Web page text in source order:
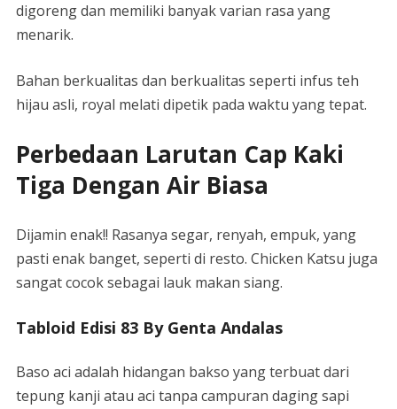
digoreng dan memiliki banyak varian rasa yang
menarik.
Bahan berkualitas dan berkualitas seperti infus teh
hijau asli, royal melati dipetik pada waktu yang tepat.
Perbedaan Larutan Cap Kaki
Tiga Dengan Air Biasa
Dijamin enak!! Rasanya segar, renyah, empuk, yang
pasti enak banget, seperti di resto. Chicken Katsu juga
sangat cocok sebagai lauk makan siang.
Tabloid Edisi 83 By Genta Andalas
Baso aci adalah hidangan bakso yang terbuat dari
tepung kanji atau aci tanpa campuran daging sapi